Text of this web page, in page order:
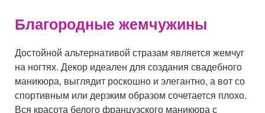
Благородные жемчужины
Достойной альтернативой стразам является жемчуг
на ногтях. Декор идеален для создания свадебного
маникюра, выглядит роскошно и элегантно, а вот со
спортивным или дерзким образом сочетается плохо.
Вся красота белого французского маникюра с